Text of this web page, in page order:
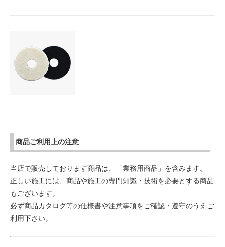
商品ご利用上の注意
当店で販売しております商品は、「業務用商品」を含みます。
正しい施工には、商品や施工の専門知識・技術を必要とする商品
もございます。
必ず商品カタログ等の仕様書や注意事項をご確認・遵守のうえご
利用下さい。